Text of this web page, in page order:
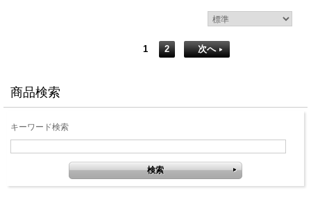
1 2 次へ
商品検索
キーワード検索